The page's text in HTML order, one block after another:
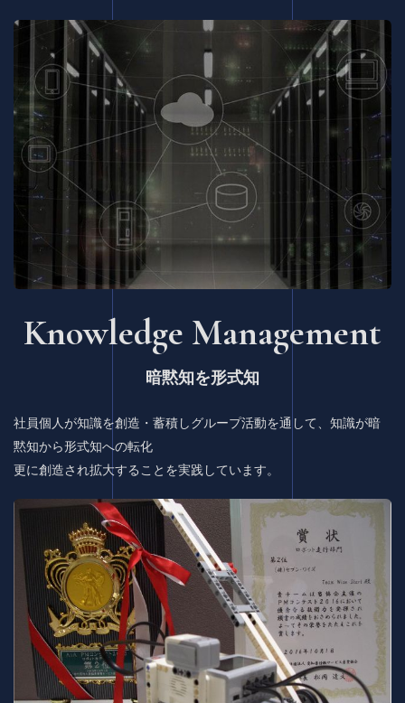
Knowledge Management
暗黙知を形式知
社員個人が知識を創造・蓄積しグループ活動を通して、知識が暗
黙知から形式知への転化
更に創造され拡大することを実践しています。